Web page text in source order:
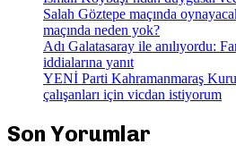
Salah Göztepe maçında
maçında neden yok?
Adı Galatasaray ile anılıyordu:
iddialarına yanıt
YENİ Parti Kahramanmaraş
çalışanları için vicdan istiyorum
Son Yorumlar